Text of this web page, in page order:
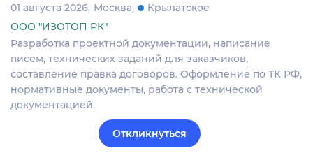
01 августа 2026 Москва
Крылатское
ООО "ИЗОТОП РК"
Разработка проектной документации, написание
писем, технических заданий для заказчиков,
составление правка договоров. Оформление по ТК РФ,
нормативные документы, работа с технической
документацией.
Откликнуться